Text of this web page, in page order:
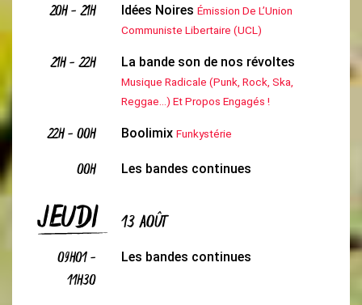
20H-21H Idées Noires Émission De L’Union
Communiste Libertaire (UCL)
21H-22H La bande son de nos révoltes
Musique Radicale (Punk, Rock, Ska,
Reggae...) Et Propos Engagés !
22H-00H Boolimix Funkystérie
00H Les bandes continues
JEUDI 13 AOÛT
09H01-
11H30
Les bandes continues